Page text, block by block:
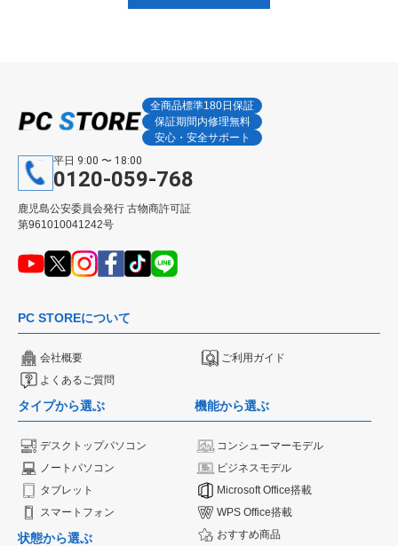
全商品標準180日保証
保証期間内修理無料
安心・安全サポート
平日 9:00 〜 18:00
0120-059-768
鹿児島公安委員会発行 古物商許可証
第961010041242号
PC STOREについて
会社概要
ご利用ガイド
よくあるご質問
タイプから選ぶ
デスクトップパソコン
ノートパソコン
タブレット
スマートフォン
状態から選ぶ
機能から選ぶ
コンシューマーモデル
ビジネスモデル
Microsoft Office搭載
WPS Office搭載
おすすめ商品